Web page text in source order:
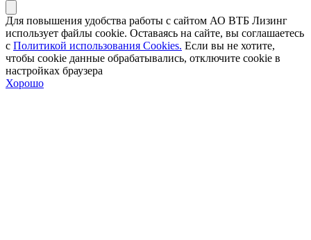
Для повышения удобства работы с сайтом АО ВТБ Лизинг
использует файлы cookie. Оставаясь на сайте, вы соглашаетесь
с Политикой использования Cookies. Если вы не хотите,
чтобы сookie данные обрабатывались, отключите cookie в
настройках браузера
Хорошо